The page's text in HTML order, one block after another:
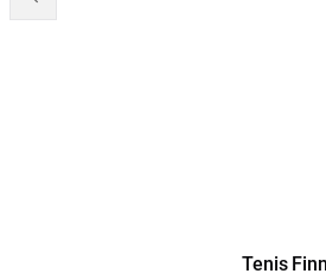
Tenis